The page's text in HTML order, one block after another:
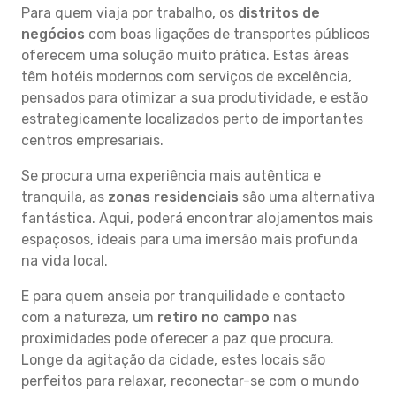
Para quem viaja por trabalho, os distritos de
negócios com boas ligações de transportes públicos
oferecem uma solução muito prática. Estas áreas
têm hotéis modernos com serviços de excelência,
pensados para otimizar a sua produtividade, e estão
estrategicamente localizados perto de importantes
centros empresariais.
Se procura uma experiência mais autêntica e
tranquila, as zonas residenciais são uma alternativa
fantástica. Aqui, poderá encontrar alojamentos mais
espaçosos, ideais para uma imersão mais profunda
na vida local.
E para quem anseia por tranquilidade e contacto
com a natureza, um retiro no campo nas
proximidades pode oferecer a paz que procura.
Longe da agitação da cidade, estes locais são
perfeitos para relaxar, reconectar-se com o mundo